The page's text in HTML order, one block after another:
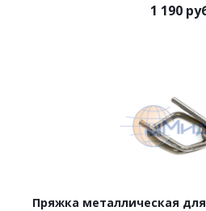
1 190
Пряжка металлическая